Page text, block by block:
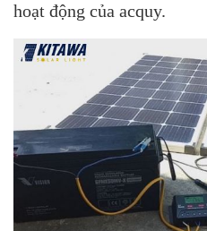
hoạt động của acquy.